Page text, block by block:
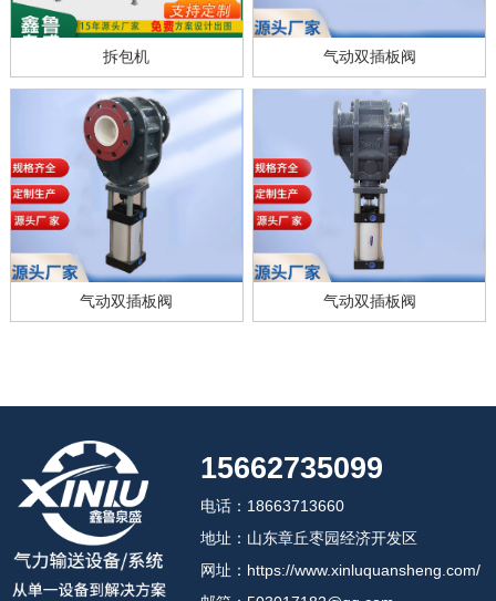
拆包机 气动双插板阀
气动双插板阀 气动双插板阀
15662735099
电话：18663713660
地址：山东章丘枣园经济开发区
网址：https://www.xinluquansheng.com/